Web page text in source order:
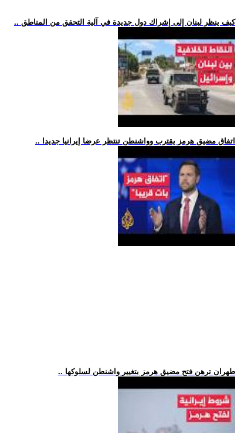
.. كيف ينظر لبنان إلى إشراك دول جديدة في آلية التحقق من المناطق
.. اتفاق مضيق هرمز يقترب وواشنطن تنتظر عرضا إيرانيا جديدا
.. طهران ترهن فتح مضيق هرمز بتغيير واشنطن لسلوكها